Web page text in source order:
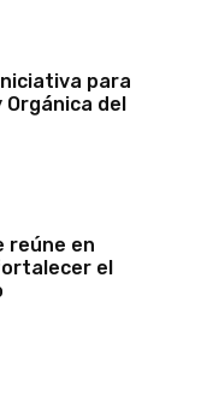
para
del
reúne en
el